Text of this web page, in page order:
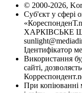
© 2000-2026,
Суб'єкт у сфері
ХАРКІВСЬКЕ
Ідентифікатор
Використання
сайті,
При копіюванні